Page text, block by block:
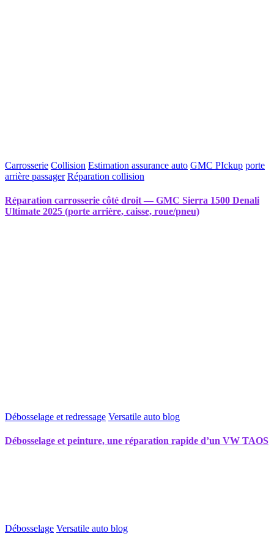
Carrosserie Collision Estimation assurance auto GMC PIckup porte
arrière passager Réparation collision
Réparation carrosserie côté droit — GMC Sierra 1500 Denali
Ultimate 2025 (porte arrière, caisse, roue/pneu)
Débosselage et redressage Versatile auto blog
Débosselage et peinture, une réparation rapide d’un VW TAOS
Débosselage Versatile auto blog